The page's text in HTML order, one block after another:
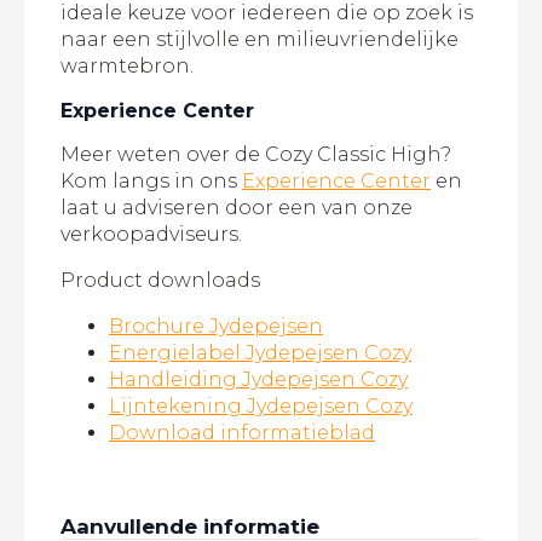
ideale keuze voor iedereen die op zoek is
naar een stijlvolle en milieuvriendelijke
warmtebron.
Experience Center
Meer weten over de Cozy Classic High?
Kom langs in ons Experience Center en
laat u adviseren door een van onze
verkoopadviseurs.
Product downloads
Brochure Jydepejsen
Energielabel Jydepejsen Cozy
Handleiding Jydepejsen Cozy
Lijntekening Jydepejsen Cozy
Download informatieblad
Aanvullende informatie